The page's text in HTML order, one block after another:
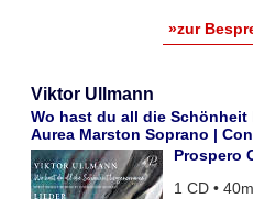
»zur
Viktor Ullmann
Wo hast du all die Schönheit
Aurea Marston Soprano |
Prospero
1 CD •